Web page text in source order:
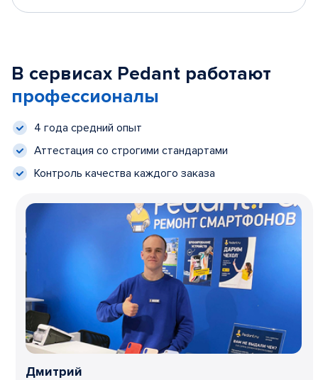
В сервисах Pedant работают
профессионалы
4 года средний опыт
Аттестация со строгими стандартами
Контроль качества каждого заказа
Дмитрий